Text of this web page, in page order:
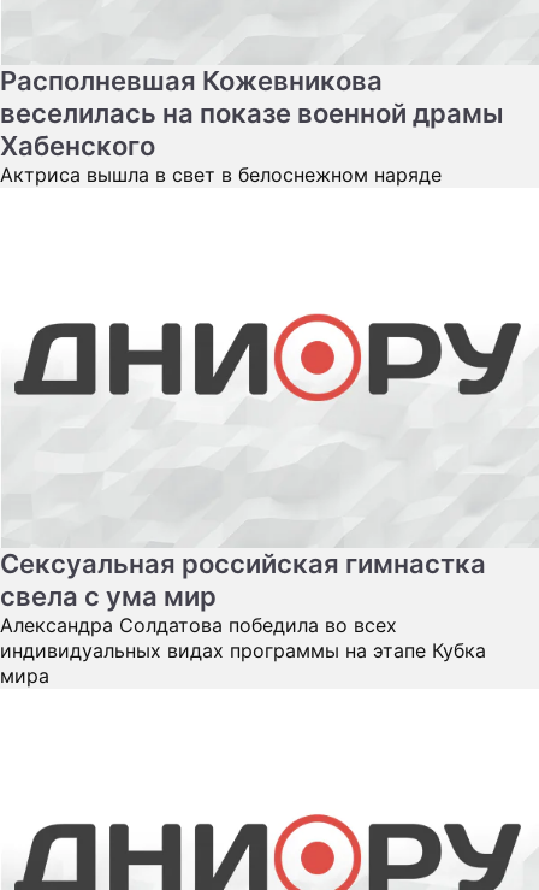
Располневшая Кожевникова
веселилась на показе военной драмы
Хабенского
Актриса вышла в свет в белоснежном наряде
Сексуальная российская гимнастка
свела с ума мир
Александра Солдатова победила во всех
индивидуальных видах программы на этапе Кубка
мира